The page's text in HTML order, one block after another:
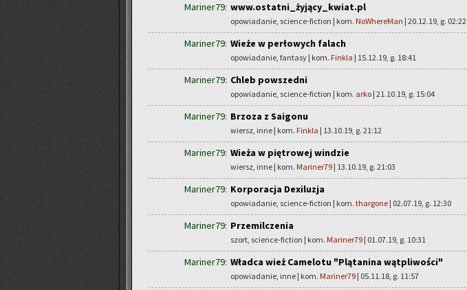
Mariner79: www.ostatni_żyjący_kwiat.pl
opowiadanie, science-fiction | kom. NoWhereMan | 20.12.19, g. 02:22
Mariner79: Wieże w perłowych falach
opowiadanie, fantasy | kom. Finkla | 15.12.19, g. 18:41
Mariner79: Chleb powszedni
opowiadanie, science-fiction | kom. arko | 21.10.19, g. 15:04
Mariner79: Brzoza z Saigonu
wiersz, inne | kom. Finkla | 13.10.19, g. 21:12
Mariner79: Wieża w piętrowej windzie
wiersz, inne | kom. Mariner79 | 13.10.19, g. 21:03
Mariner79: Korporacja Dexiluzja
opowiadanie, science-fiction | kom. thargone | 02.07.19, g. 12:30
Mariner79: Przemilczenia
szort, science-fiction | kom. Mariner79 | 01.07.19, g. 10:31
Mariner79: Władca wież Camelotu "Plątanina wątpliwości"
opowiadanie, inne | kom. Mariner79 | 05.11.18, g. 11:57